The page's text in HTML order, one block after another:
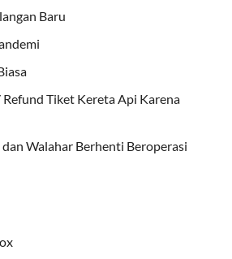
Baru
Tiket Kereta Api Karena
Walahar Berhenti Beroperasi